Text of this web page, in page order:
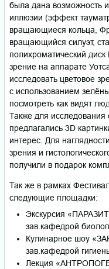
была дана возможность
иллюзии (эффект
вращающиеся кольца,
вращающийся силуэт,
полихроматический
зрение на аппарате
исследовать цветовое
с использованием
посмотреть как видят
Также для исследования
предлагались 3D
интерес. Для
зрения и
получили в подарок
Так же в рамках
следующие площадки:
Экскурсия
зав.кафедрой
Кулинарное шоу
зав.кафедрой
Лекция